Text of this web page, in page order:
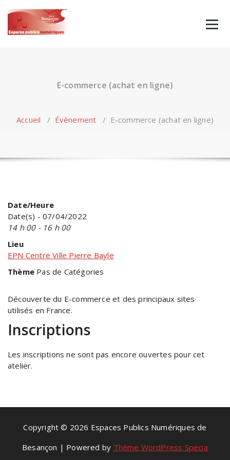
content
E-commerce (achat en ligne)
Accueil / Évènement / E-commerce (achat en ligne)
Date/Heure
Date(s) - 07/04/2022
14 h 00 - 16 h 00
Lieu
EPN Centre Ville Pierre Bayle
Thème Pas de Catégories
Découverte du E-commerce et des principaux sites
utilisés en France.
Inscriptions
Les inscriptions ne sont pas encore ouvertes pour cet
atelier.
Copyright © 2026 Espaces Publics Numériques de
Besançon | Powered by Thème WordPress Specia